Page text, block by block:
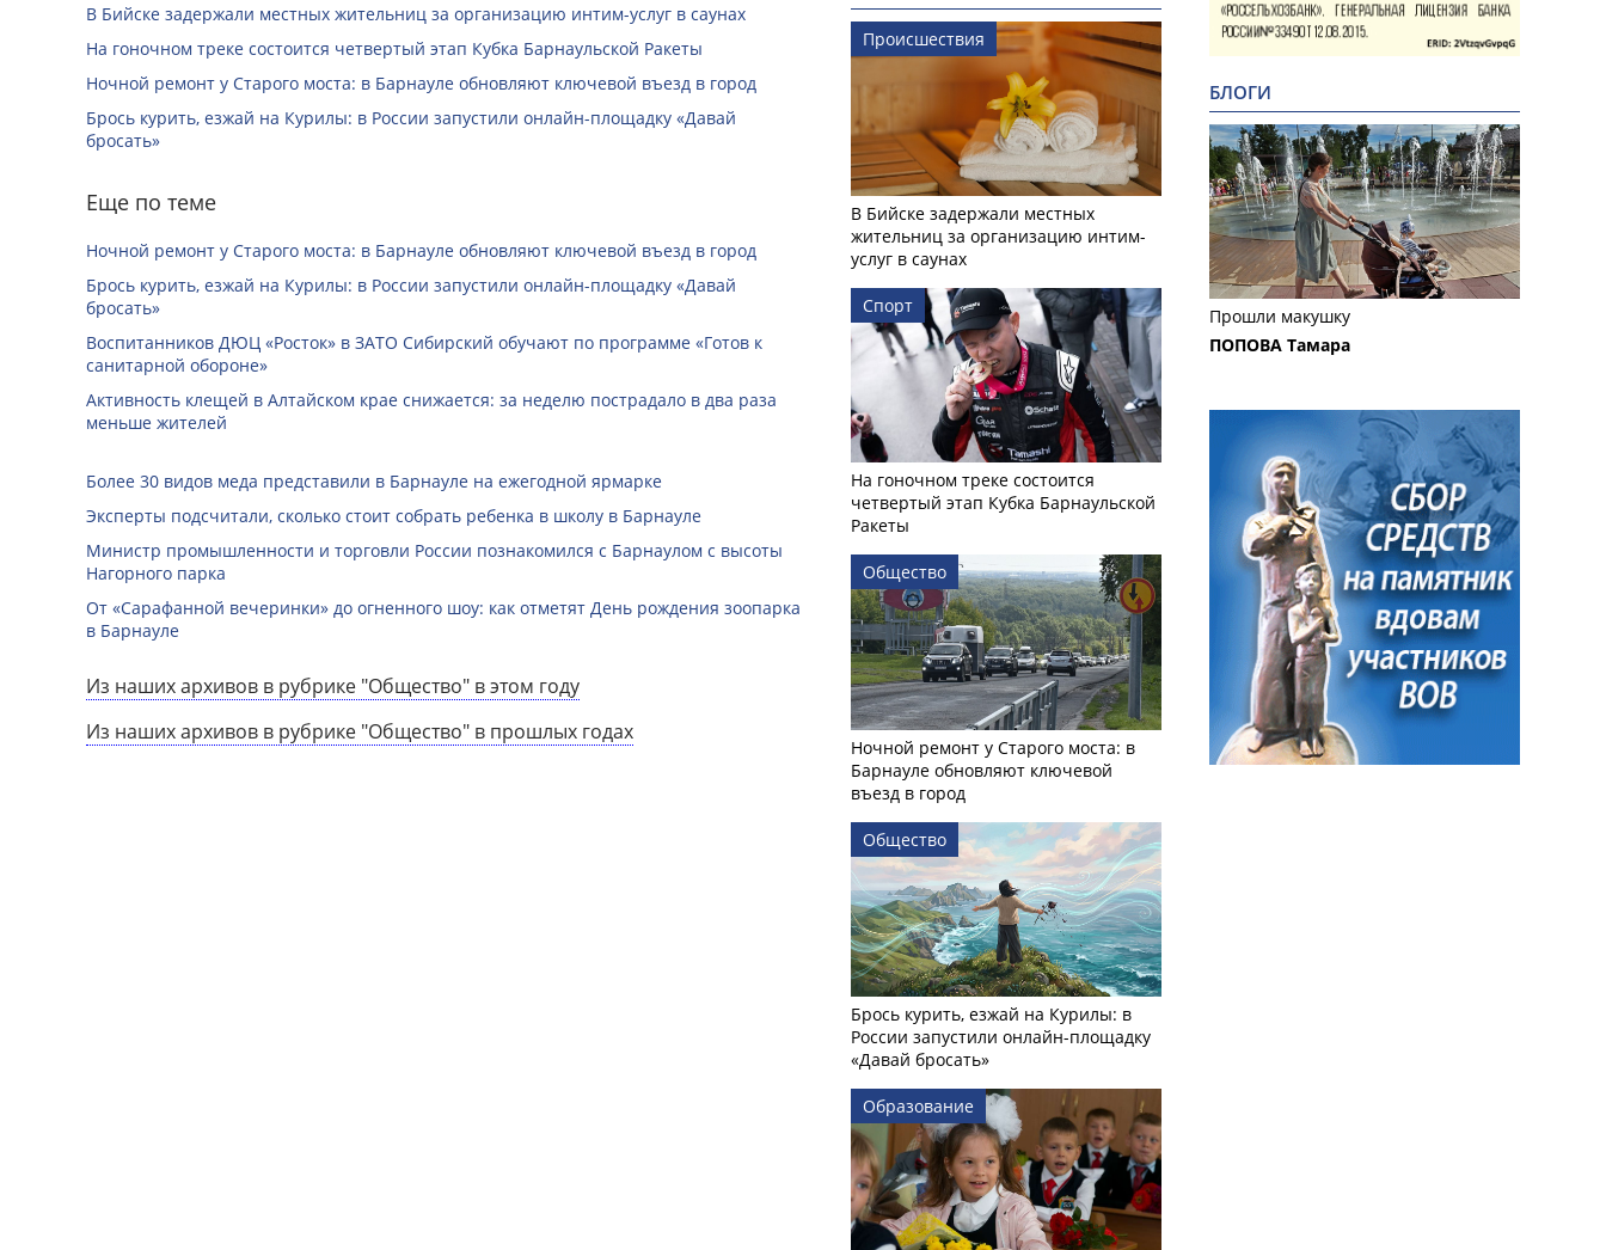
В Бийске задержали местных жительниц за организацию интим-услуг в саунах
На гоночном треке состоится четвертый этап Кубка Барнаульской Ракеты
Ночной ремонт у Старого моста: в Барнауле обновляют ключевой въезд в город
Брось курить, езжай на Курилы: в России запустили онлайн-­площадку «Давай
бросать»
Еще по теме
Ночной ремонт у Старого моста: в Барнауле обновляют ключевой въезд в город
Брось курить, езжай на Курилы: в России запустили онлайн-­площадку «Давай
бросать»
Воспитанников ДЮЦ «Росток» в ЗАТО Сибирский обучают по программе «Готов к
санитарной обороне»
Активность клещей в Алтайском крае снижается: за неделю пострадало в два раза
меньше жителей
Более 30 видов меда представили в Барнауле на ежегодной ярмарке
Эксперты подсчитали, сколько стоит собрать ребенка в школу в Барнауле
Министр промышленности и торговли России познакомился с Барнаулом с высоты
Нагорного парка
От «Сарафанной вечеринки» до огненного шоу: как отметят День рождения зоопарка
в Барнауле
Из наших архивов в рубрике "Общество" в этом году
Из наших архивов в рубрике "Общество" в прошлых годах
Происшествия
В Бийске задержали местных
жительниц за организацию интим-
услуг в саунах
Спорт
На гоночном треке состоится
четвертый этап Кубка Барнаульской
Ракеты
Общество
Ночной ремонт у Старого моста: в
Барнауле обновляют ключевой
въезд в город
Общество
Брось курить, езжай на Курилы: в
России запустили онлайн-­площадку
«Давай бросать»
Образование
БЛОГИ
Прошли макушку
ПОПОВА Тамара